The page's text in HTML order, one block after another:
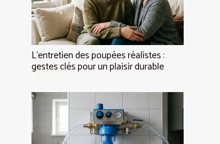
L’entretien des poupées réalistes :
gestes clés pour un plaisir durable